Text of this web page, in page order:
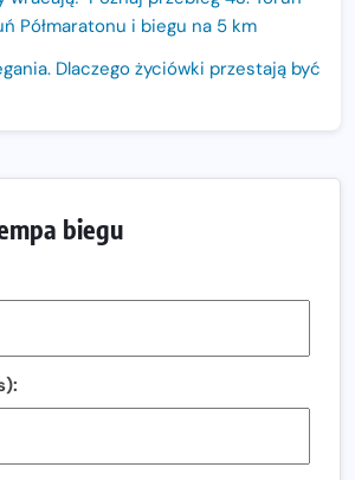
Półmaratonu i biegu na 5 km
Dlaczego życiówki przestają być
i profil stworzony do szybkiego
Kompleksowe narzędzie dla biegacza
Co warto o niej wiedzieć?
na jubileuszowy Bieg
biegu